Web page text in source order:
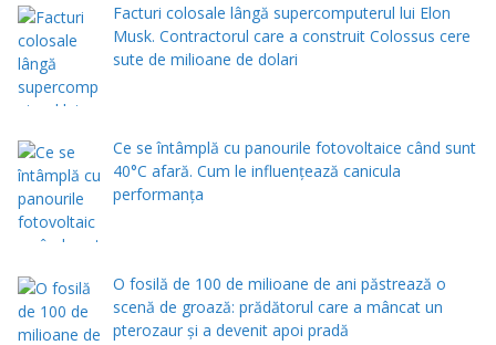
Facturi colosale lângă supercomputerul lui Elon
Musk. Contractorul care a construit Colossus cere
sute de milioane de dolari
Ce se întâmplă cu panourile fotovoltaice când sunt
40°C afară. Cum le influențează canicula
performanța
O fosilă de 100 de milioane de ani păstrează o
scenă de groază: prădătorul care a mâncat un
pterozaur și a devenit apoi pradă